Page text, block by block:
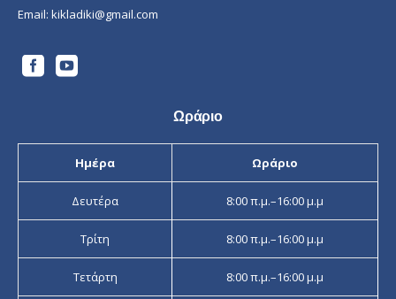
Email: kikladiki@gmail.com
Ωράριο
Ημέρα Ωράριο
Δευτέρα 8:00 π.μ.–16:00 μ.μ
Τρίτη 8:00 π.μ.–16:00 μ.μ
Τετάρτη 8:00 π.μ.–16:00 μ.μ